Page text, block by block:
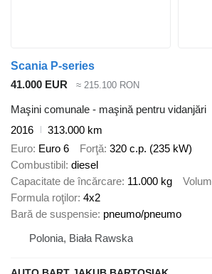
Scania P-series
41.000 EUR
≈ 215.100 RON
Maşini comunale - maşină pentru vidanjări
2016
313.000 km
Euro Euro 6 Forţă 320 c.p. (235 kW)
Combustibil diesel
Capacitate de încărcare 11.000 kg Volum
Formula roţilor 4x2
Bară de suspensie pneumo/pneumo
Polonia, Biała Rawska